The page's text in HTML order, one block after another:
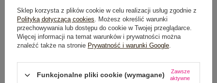
Dostawaod 7,99 zł
Do darmowej dostawy brakuje 200,00 zł
Wysyłkajutro
Sklep korzysta z plików cookie w celu realizacji usług zgodnie z
Polityką dotyczącą cookies. Możesz określić warunki
przechowywania lub dostępu do cookie w Twojej przeglądarce.
Więcej informacji na temat warunków i prywatności można
znaleźć także na stronie Prywatność i warunki Google.
Funkcjonalne pliki cookie (wymagane)
Zawsze
aktywne